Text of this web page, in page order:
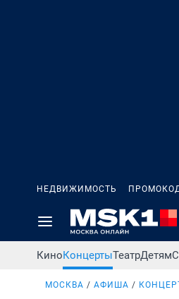
НЕДВИЖИМОСТЬ
КиноКонцертыТеатрДетям
МОСКВА АФИША